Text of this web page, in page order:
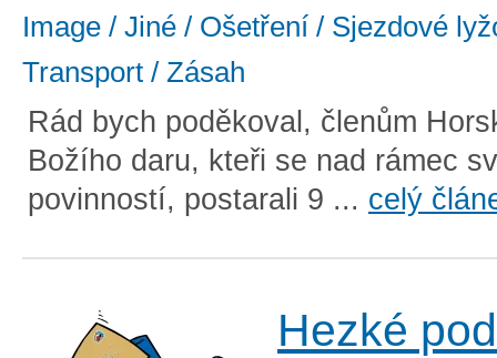
Image / Jiné / Ošetření / Sjezdové
Transport / Zásah
Rád bych poděkoval, členům
Božího daru, kteři se nad rámec
povinností, postarali 9 ... celý
Hezké